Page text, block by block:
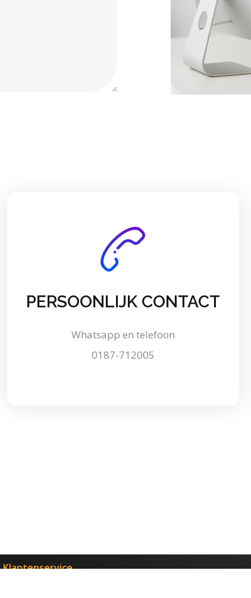
PERSOONLIJK CONTACT
Whatsapp en telefoon
0187-712005
Klantenservice